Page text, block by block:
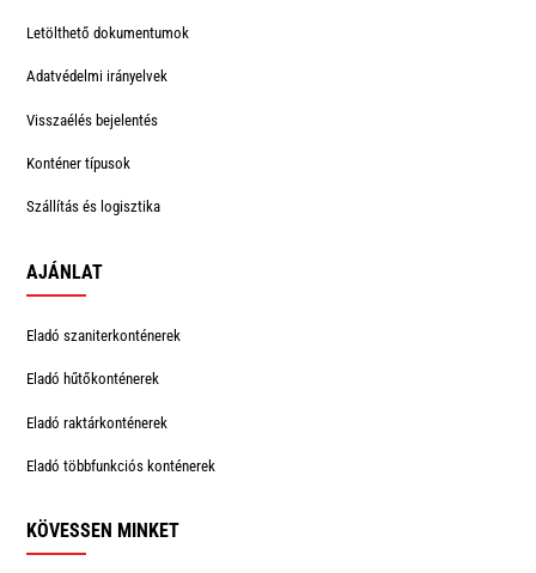
Letölthető dokumentumok
Adatvédelmi irányelvek
Visszaélés bejelentés
Konténer típusok
Szállítás és logisztika
AJÁNLAT
Eladó szaniterkonténerek
Eladó hűtőkonténerek
Eladó raktárkonténerek
Eladó többfunkciós konténerek
KÖVESSEN MINKET